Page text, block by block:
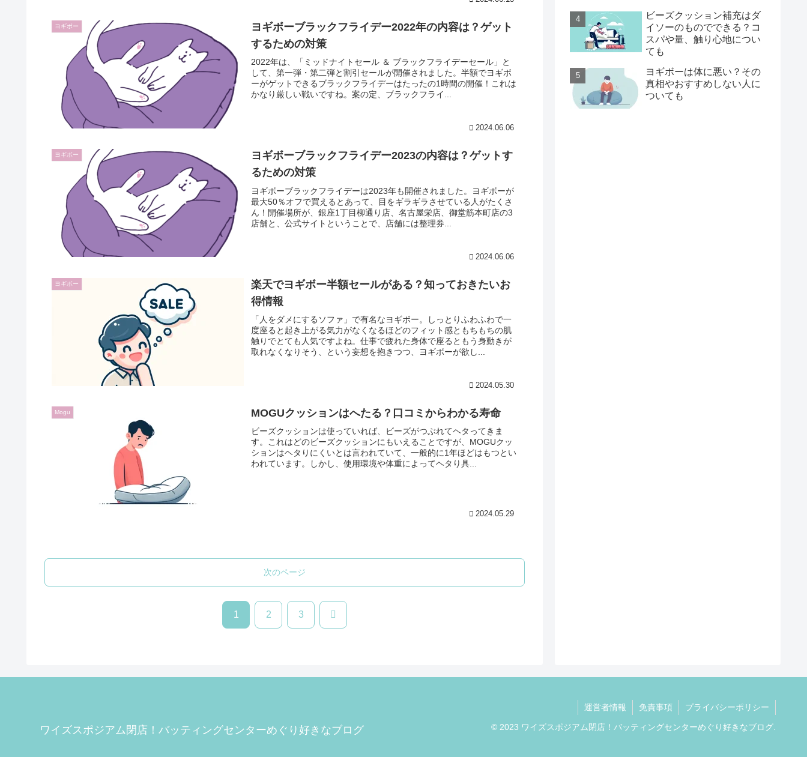
ヨギボー
ヨギボーブラックフライデー2022年の内容は？ゲット
するための対策
2022年は、「ミッドナイトセール ＆ ブラックフライデーセール」と
して、第一弾・第二弾と割引セールが開催されました。半額でヨギボ
ーがゲットできるブラックフライデーはたったの1時間の開催！これは
かなり厳しい戦いですね。案の定、ブラックフライ...
2024.06.06
ヨギボー
ヨギボーブラックフライデー2023の内容は？ゲットす
るための対策
ヨギボーブラックフライデーは2023年も開催されました。ヨギボーが
最大50％オフで買えるとあって、目をギラギラさせている人がたくさ
ん！開催場所が、銀座1丁目柳通り店、名古屋栄店、御堂筋本町店の3
店舗と、公式サイトということで、店舗には整理券...
2024.06.06
ヨギボー
楽天でヨギボー半額セールがある？知っておきたいお
得情報
「人をダメにするソファ」で有名なヨギボー。しっとりふわふわで一
度座ると起き上がる気力がなくなるほどのフィット感ともちもちの肌
触りでとても人気ですよね。仕事で疲れた身体で座るともう身動きが
取れなくなりそう、という妄想を抱きつつ、ヨギボーが欲し...
2024.05.30
Mogu MOGUクッションはへたる？口コミからわかる寿命
ビーズクッションは使っていれば、ビーズがつぶれてヘタってきま
す。これはどのビーズクッションにもいえることですが、MOGUクッ
ションはヘタりにくいとは言われていて、一般的に1年ほどはもつとい
われています。しかし、使用環境や体重によってヘタり具...
2024.05.29
次のページ
1 2 3 次
ビーズクッション補充はダ
イソーのものでできる？コ
スパや量、触り心地につい
ても
ヨギボーは体に悪い？その
真相やおすすめしない人に
ついても
ワイズスポジアム閉店！バッティングセンターめぐり好きなブログ
運営者情報 免責事項 プライバシーポリシー
© 2023 ワイズスポジアム閉店！バッティングセンターめぐり好きなブログ.